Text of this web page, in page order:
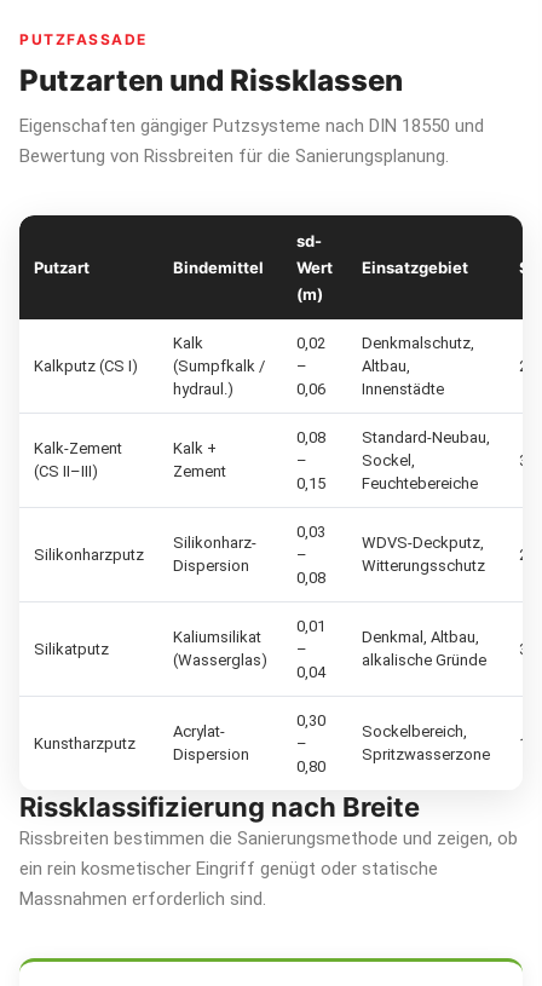
PUTZFASSADE
Putzarten und Rissklassen
Eigenschaften gängiger Putzsysteme nach DIN 18550 und
Bewertung von Rissbreiten für die Sanierungsplanung.
Putzart Bindemittel
sd-
Wert
(m)
Einsatzgebiet
Kalkputz (CS I)
Kalk
(Sumpfkalk /
hydraul.)
0,02
–
0,06
Denkmalschutz,
Altbau,
Innenstädte
20
Kalk-Zement
(CS II–III)
Kalk +
Zement
0,08
–
0,15
Standard-Neubau,
Sockel,
Feuchtebereiche
30
Silikonharzputz
Silikonharz-
Dispersion
0,03
–
0,08
WDVS-Deckputz,
Witterungsschutz
25
Silikatputz
Kaliumsilikat
(Wasserglas)
0,01
–
0,04
Denkmal, Altbau,
alkalische Gründe
30
Kunstharzputz
Acrylat-
Dispersion
0,30
–
0,80
Sockelbereich,
Spritzwasserzone
15
Rissklassifizierung nach Breite
Rissbreiten bestimmen die Sanierungsmethode und zeigen, ob
ein rein kosmetischer Eingriff genügt oder statische
Massnahmen erforderlich sind.